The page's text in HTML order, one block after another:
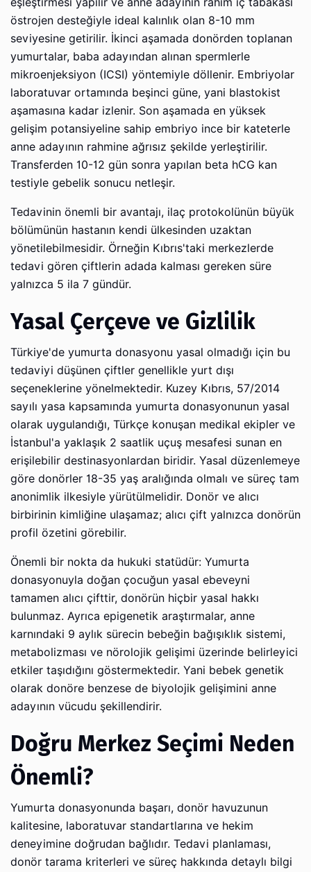
östrojen desteğiyle ideal kalınlık olan 8-10 mm
seviyesine getirilir. İkinci aşamada donörden toplanan
yumurtalar, baba adayından alınan spermlerle
mikroenjeksiyon (ICSI) yöntemiyle döllenir. Embriyolar
laboratuvar ortamında beşinci güne, yani blastokist
aşamasına kadar izlenir. Son aşamada en yüksek
gelişim potansiyeline sahip embriyo ince bir kateterle
anne adayının rahmine ağrısız şekilde yerleştirilir.
Transferden 10-12 gün sonra yapılan beta hCG kan
testiyle gebelik sonucu netleşir.
Tedavinin önemli bir avantajı, ilaç protokolünün büyük
bölümünün hastanın kendi ülkesinden uzaktan
yönetilebilmesidir. Örneğin Kıbrıs'taki merkezlerde
tedavi gören çiftlerin adada kalması gereken süre
yalnızca 5 ila 7 gündür.
Yasal Çerçeve ve Gizlilik
Türkiye'de yumurta donasyonu yasal olmadığı için bu
tedaviyi düşünen çiftler genellikle yurt dışı
seçeneklerine yönelmektedir. Kuzey Kıbrıs, 57/2014
sayılı yasa kapsamında yumurta donasyonunun yasal
olarak uygulandığı, Türkçe konuşan medikal ekipler ve
İstanbul'a yaklaşık 2 saatlik uçuş mesafesi sunan en
erişilebilir destinasyonlardan biridir. Yasal düzenlemeye
göre donörler 18-35 yaş aralığında olmalı ve süreç tam
anonimlik ilkesiyle yürütülmelidir. Donör ve alıcı
birbirinin kimliğine ulaşamaz; alıcı çift yalnızca donörün
profil özetini görebilir.
Önemli bir nokta da hukuki statüdür: Yumurta
donasyonuyla doğan çocuğun yasal ebeveyni
tamamen alıcı çifttir, donörün hiçbir yasal hakkı
bulunmaz. Ayrıca epigenetik araştırmalar, anne
karnındaki 9 aylık sürecin bebeğin bağışıklık sistemi,
metabolizması ve nörolojik gelişimi üzerinde belirleyici
etkiler taşıdığını göstermektedir. Yani bebek genetik
olarak donöre benzese de biyolojik gelişimini anne
adayının vücudu şekillendirir.
Doğru Merkez Seçimi Neden
Önemli?
Yumurta donasyonunda başarı, donör havuzunun
kalitesine, laboratuvar standartlarına ve hekim
deneyimine doğrudan bağlıdır. Tedavi planlaması,
donör tarama kriterleri ve süreç hakkında detaylı bilgi